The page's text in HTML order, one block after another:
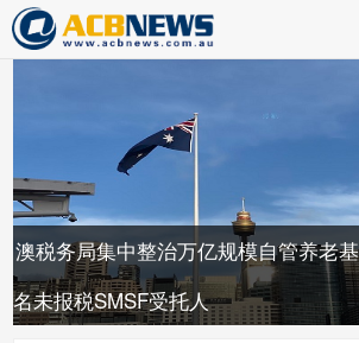
澳税务局集中整治万亿规模自管养老
名未报税SMSF受托人